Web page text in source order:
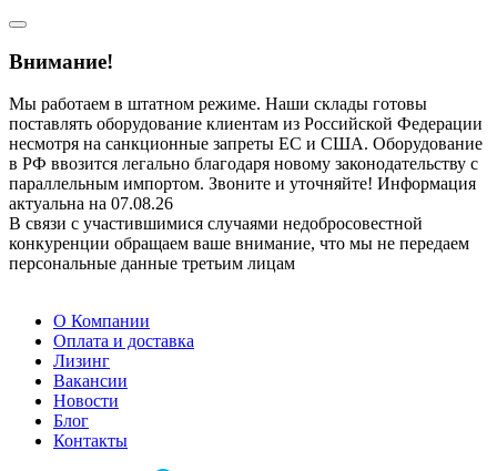
Внимание!
Мы работаем в штатном режиме. Наши склады готовы
поставлять оборудование клиентам из Российской Федерации
несмотря на санкционные запреты ЕС и США. Оборудование
в РФ ввозится легально благодаря новому законодательству с
параллельным импортом. Звоните и уточняйте! Информация
актуальна на 07.08.26
В связи с участившимися случаями недобросовестной
конкуренции обращаем ваше внимание, что мы не передаем
персональные данные третьим лицам
О Компании
Оплата и доставка
Лизинг
Вакансии
Новости
Блог
Контакты